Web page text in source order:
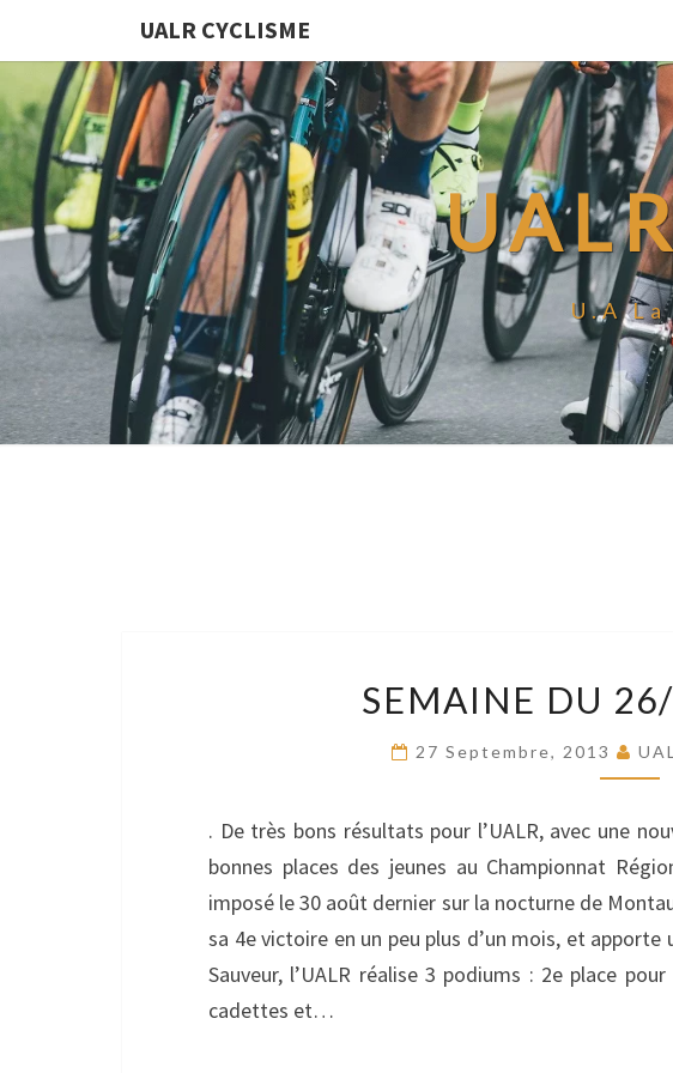
UALR CYCLISME
U.A
DU
26/
AU
SEMAINE DU
27 Septembre, 2013
. De très bons résultats pour l’UALR, avec une
bonnes places des jeunes au Championnat
imposé le 30 août dernier sur la nocturne de
sa 4e victoire en un peu plus d’un mois, et
Sauveur, l’UALR réalise 3 podiums : 2e place
cadettes et…